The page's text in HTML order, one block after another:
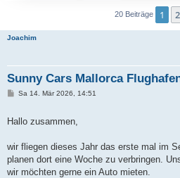
20 Beiträge 1 2
Joachim
Sunny Cars Mallorca
B
r
Sa 14. Mär 2026, 14:51
Hallo zusammen,
wir fliegen dieses Jahr das erste mal im
planen dort eine Woche zu verbringen.
wir möchten gerne ein Auto mieten.